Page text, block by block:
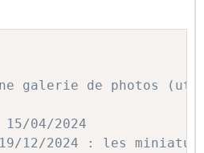
galerie de photos
04/2024
12/2024 : les